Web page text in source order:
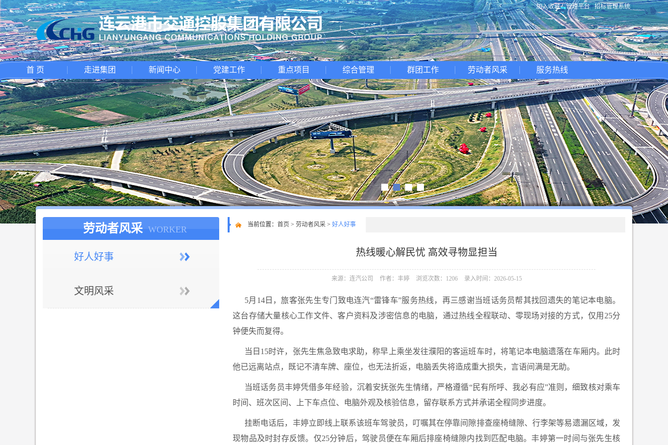
1 2 3 4
加入收藏|管理平台|招标管理系统|
首 页 走进集团 新闻中心 党建工作 重点项目 综合管理 群团工作 劳动者风采 服务热线
劳动者风采 WORKER
好人好事
文明风采
当前位置： 首页 > 劳动者风采 > 好人好事
热线暖心解民忧 高效寻物显担当
来源：连汽公司 作者：丰婷 浏览次数：1206 录入时间：2026-05-15
5月14日，旅客张先生专门致电连汽“雷锋车”服务热线，再三感谢当班话务员帮其找回遗失的笔记本电脑。
这台存储大量核心工作文件、客户资料及涉密信息的电脑，通过热线全程联动、零现场对接的方式，仅用25分
钟便失而复得。
当日15时许，张先生焦急致电求助，称早上乘坐发往濮阳的客运班车时，将笔记本电脑遗落在车厢内。此时
他已远离站点，既记不清车牌、座位，也无法折返，电脑丢失将造成重大损失，言语间满是无助。
当班话务员丰婷凭借多年经验，沉着安抚张先生情绪，严格遵循“民有所呼、我必有应”准则，细致核对乘车
时间、班次区间、上下车点位、电脑外观及核验信息，留存联系方式并承诺全程同步进度。
挂断电话后，丰婷立即线上联系该班车驾驶员，叮嘱其在停靠间隙排查座椅缝隙、行李架等易遗漏区域，发
现物品及时封存反馈。仅25分钟后，驾驶员便在车厢后排座椅缝隙内找到匹配电脑。丰婷第一时间与张先生核